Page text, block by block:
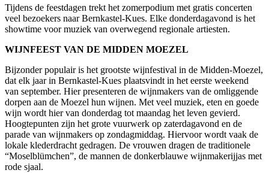
Tijdens de feestdagen trekt het zomerpodium met gratis concerten
veel bezoekers naar Bernkastel-Kues. Elke donderdagavond is het
showtime voor muziek van overwegend regionale artiesten.
WIJNFEEST VAN DE MIDDEN MOEZEL
Bijzonder populair is het grootste wijnfestival in de Midden-Moezel,
dat elk jaar in Bernkastel-Kues plaatsvindt in het eerste weekend
van september. Hier presenteren de wijnmakers van de omliggende
dorpen aan de Moezel hun wijnen. Met veel muziek, eten en goede
wijn wordt hier van donderdag tot maandag het leven gevierd.
Hoogtepunten zijn het grote vuurwerk op zaterdagavond en de
parade van wijnmakers op zondagmiddag. Hiervoor wordt vaak de
lokale klederdracht gedragen. De vrouwen dragen de traditionele
“Moselblümchen”, de mannen de donkerblauwe wijnmakerijjas met
rode sjaal.